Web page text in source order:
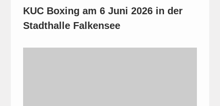
KUC Boxing am 6 Juni 2026 in der
Stadthalle Falkensee